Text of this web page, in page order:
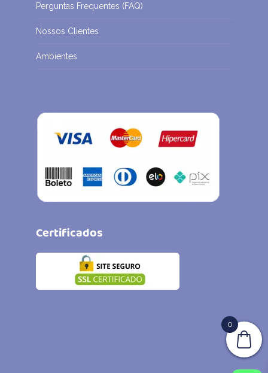
Perguntas Frequentes (FAQ)
Nossos Clientes
Ambientes
Certificados
0